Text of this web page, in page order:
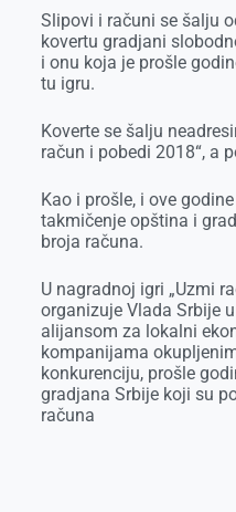
Slipovi i računi se šalju
kovertu gradjani
i onu koja je prošle
tu igru.
Koverte se šalju
račun i pobedi 2018“, a
Kao i prošle, i ove
takmičenje opština i
broja računa.
U nagradnoj igri „Uzmi
organizuje Vlada Srbije
alijansom za lokalni
kompanijama
konkurenciju, prošle
gradjana Srbije koji su
računa